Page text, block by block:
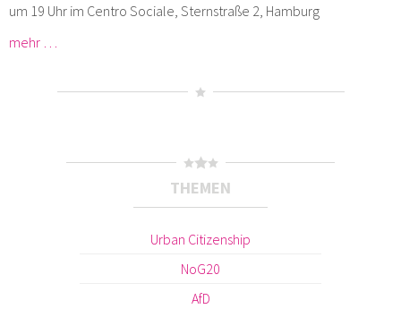
um 19 Uhr im Centro Sociale, Sternstraße 2, Hamburg
mehr …
THEMEN
Urban Citizenship
NoG20
AfD